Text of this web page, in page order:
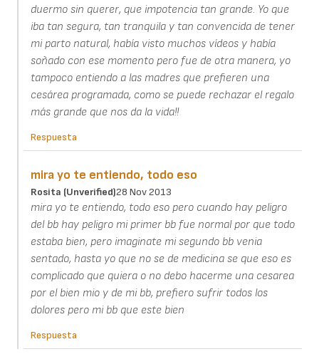
duermo sin querer, que impotencia tan grande. Yo que
iba tan segura, tan tranquila y tan convencida de tener
mi parto natural, había visto muchos vídeos y había
soñado con ese momento pero fue de otra manera, yo
tampoco entiendo a las madres que prefieren una
cesárea programada, como se puede rechazar el regalo
más grande que nos da la vida!!
Respuesta
mira yo te entiendo, todo eso
Rosita (unverified)28 Nov 2013
mira yo te entiendo, todo eso pero cuando hay peligro
del bb hay peligro mi primer bb fue normal por que todo
estaba bien, pero imaginate mi segundo bb venia
sentado, hasta yo que no se de medicina se que eso es
complicado que quiera o no debo hacerme una cesarea
por el bien mio y de mi bb, prefiero sufrir todos los
dolores pero mi bb que este bien
Respuesta